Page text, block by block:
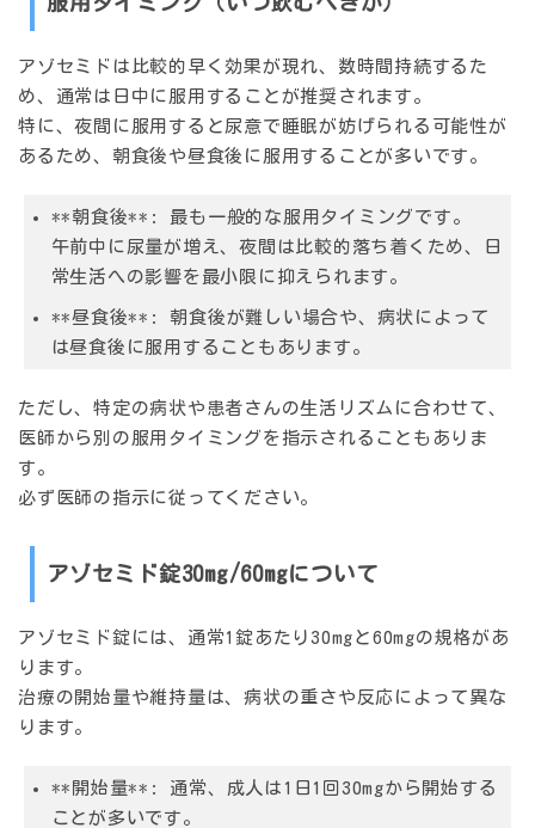
アゾセミドは比較的早く効果が現れ、数時間持続するた
め、通常は日中に服用することが推奨されます。
特に、夜間に服用すると尿意で睡眠が妨げられる可能性が
あるため、朝食後や昼食後に服用することが多いです。
**朝食後**: 最も一般的な服用タイミングです。
午前中に尿量が増え、夜間は比較的落ち着くため、日
常生活への影響を最小限に抑えられます。
**昼食後**: 朝食後が難しい場合や、病状によって
は昼食後に服用することもあります。
ただし、特定の病状や患者さんの生活リズムに合わせて、
医師から別の服用タイミングを指示されることもありま
す。
必ず医師の指示に従ってください。
アゾセミド錠30mg/60mgについて
アゾセミド錠には、通常1錠あたり30mgと60mgの規格があ
ります。
治療の開始量や維持量は、病状の重さや反応によって異な
ります。
**開始量**: 通常、成人は1日1回30mgから開始する
ことが多いです。